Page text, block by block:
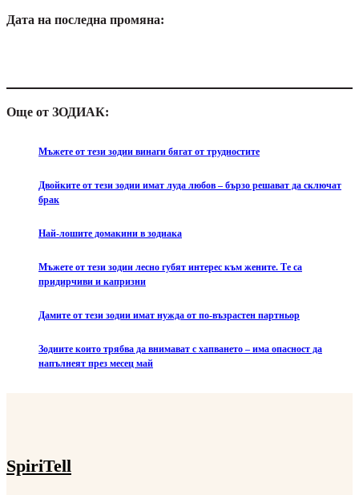
Дата на последна промяна:
Още от ЗОДИАК:
Мъжете от тези зодии винаги бягат от трудностите
Двойките от тези зодии имат луда любов – бързо решават да сключат
брак
Най-лошите домакини в зодиака
Мъжете от тези зодии лесно губят интерес към жените. Те са
придирчиви и капризни
Дамите от тези зодии имат нужда от по-възрастен партньор
Зодиите които трябва да внимават с хапването – има опасност да
напълнеят през месец май
SpiriTell